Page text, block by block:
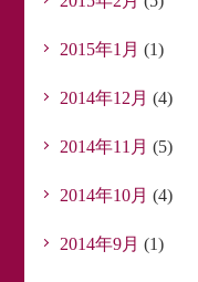
2015年1月 (1)
2014年12月 (4)
2014年11月 (5)
2014年10月 (4)
2014年9月 (1)